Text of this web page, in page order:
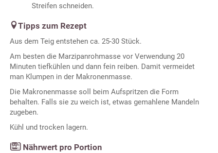
Streifen schneiden.
Tipps zum Rezept
Aus dem Teig entstehen ca. 25-30 Stück.
Am besten die Marzipanrohmasse vor Verwendung 20
Minuten tiefkühlen und dann fein reiben. Damit vermeidet
man Klumpen in der Makronenmasse.
Die Makronenmasse soll beim Aufspritzen die Form
behalten. Falls sie zu weich ist, etwas gemahlene Mandeln
zugeben.
Kühl und trocken lagern.
Nährwert pro Portion